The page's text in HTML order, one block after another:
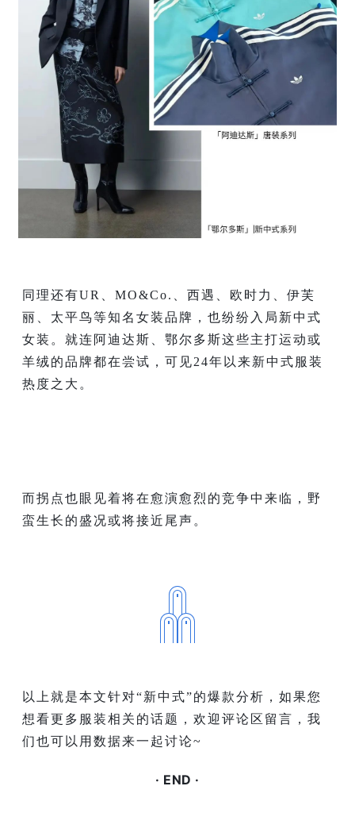
同理还有UR、MO&Co.、西遇、欧时力、伊芙
丽、太平鸟等知名女装品牌，也纷纷入局新中式
女装。就连阿迪达斯、鄂尔多斯这些主打运动或
羊绒的品牌都在尝试，可见24年以来新中式服装
热度之大。
而拐点也眼见着将在愈演愈烈的竞争中来临，野
蛮生长的盛况或将接近尾声。
以上就是本文针对“新中式”的爆款分析，如果您
想看更多服装相关的话题，欢迎评论区留言，我
们也可以用数据来一起讨论~
· END ·